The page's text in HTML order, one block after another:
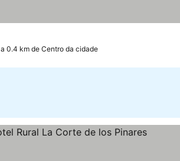
a 0.4 km de Centro da cidade